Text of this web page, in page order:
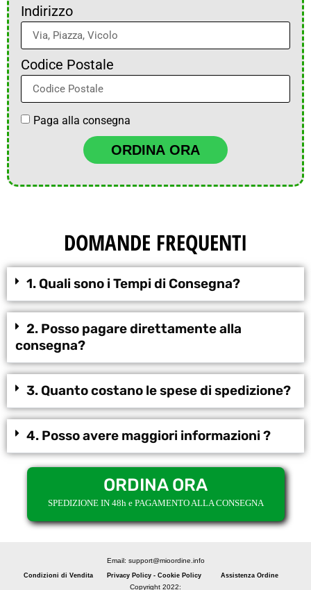
Indirizzo
Codice Postale
Paga alla consegna
ORDINA ORA
DOMANDE FREQUENTI
1. Quali sono i Tempi di Consegna?
2. Posso pagare direttamente alla
consegna?
3. Quanto costano le spese di spedizione?
4. Posso avere maggiori informazioni ?
ORDINA ORA
SPEDIZIONE IN 48h e PAGAMENTO ALLA CONSEGNA
Email: support@mioordine.info
Condizioni di Vendita Privacy Policy - Cookie Policy Assistenza Ordine
Copyright 2022: